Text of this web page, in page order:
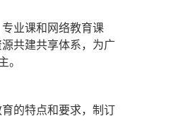
共享，培养学生自主
业课和网络教育课
共建共享体系，为广
的特点和要求，制订